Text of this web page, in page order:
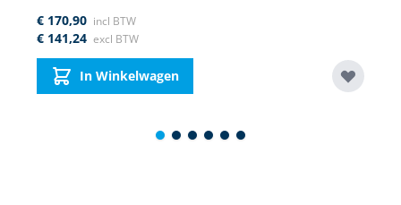
€ 170,90
€ 141,24
In Winkelwagen